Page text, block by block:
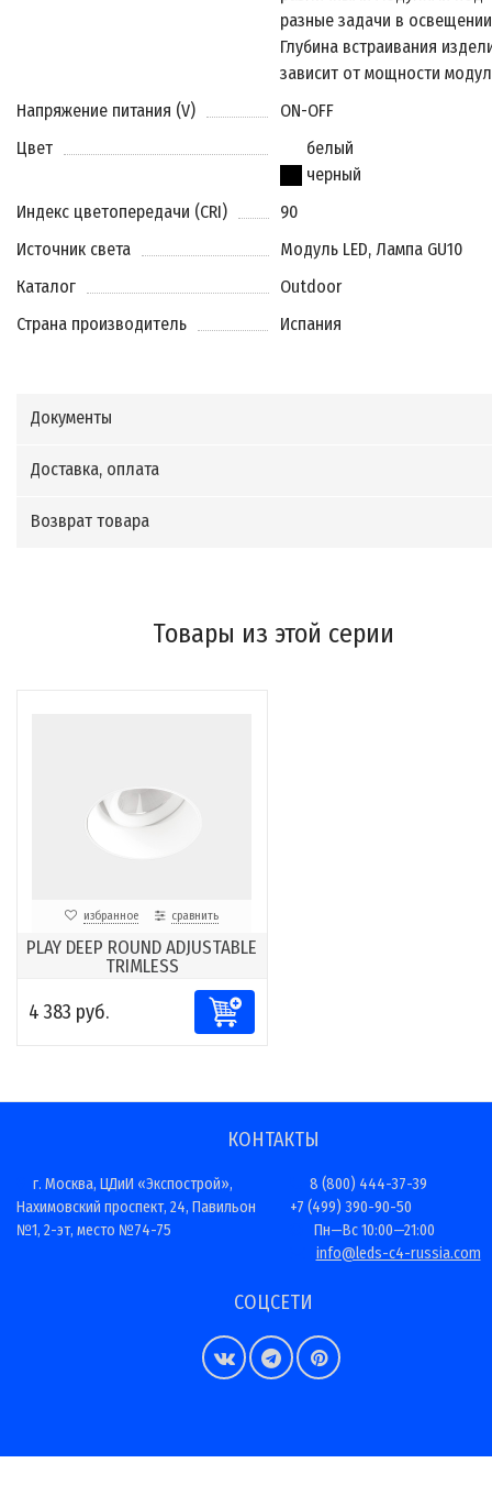
разные задачи в
Глубина встраивания
зависит от мощности
Напряжение питания (V)
ON-OFF
Цвет
белый
черный
Индекс цветопередачи (CRI)
90
Источник света
Модуль LED, Лампа GU10
Каталог
Outdoor
Страна производитель
Испания
Документы
Доставка, оплата
Возврат товара
Товары из этой серии
избранное сравнить
PLAY DEEP ROUND ADJUSTABLE
TRIMLESS
4 383 руб.
КОНТАКТЫ
г. Москва, ЦДиИ «Экспострой»,
Нахимовский проспект, 24, Павильон
№1, 2-эт, место №74-75
8 (800) 444-37-39
+7 (499) 390-90-50
Пн—Вс 10:00—21:00
info@leds-c4-russia.com
СОЦСЕТИ